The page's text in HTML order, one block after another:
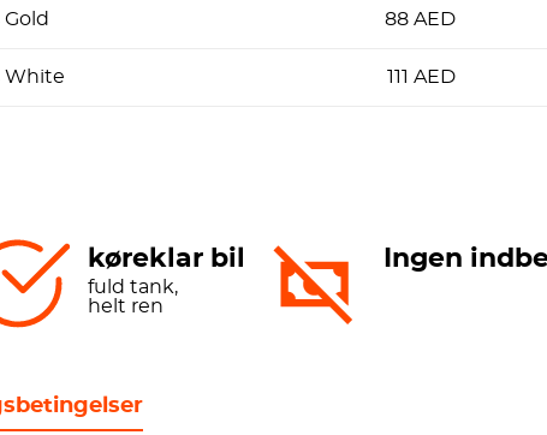
Gold 88 AED
White 111 AED
køreklar bil
fuld tank,
helt ren
Ingen